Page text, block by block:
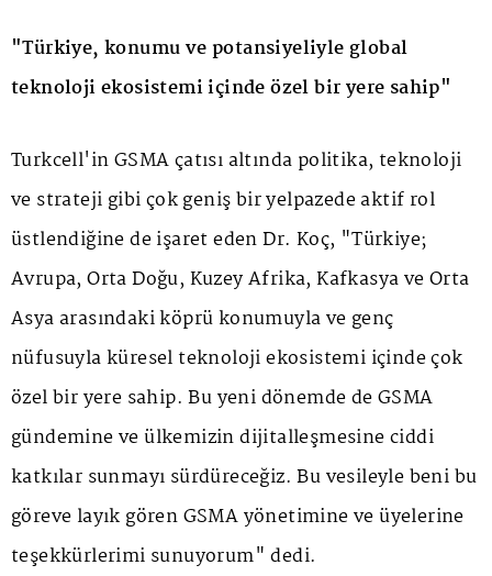
"Türkiye, konumu ve potansiyeliyle global
teknoloji ekosistemi içinde özel bir yere sahip"
Turkcell'in GSMA çatısı altında politika, teknoloji
ve strateji gibi çok geniş bir yelpazede aktif rol
üstlendiğine de işaret eden Dr. Koç, "Türkiye;
Avrupa, Orta Doğu, Kuzey Afrika, Kafkasya ve Orta
Asya arasındaki köprü konumuyla ve genç
nüfusuyla küresel teknoloji ekosistemi içinde çok
özel bir yere sahip. Bu yeni dönemde de GSMA
gündemine ve ülkemizin dijitalleşmesine ciddi
katkılar sunmayı sürdüreceğiz. Bu vesileyle beni bu
göreve layık gören GSMA yönetimine ve üyelerine
teşekkürlerimi sunuyorum" dedi.